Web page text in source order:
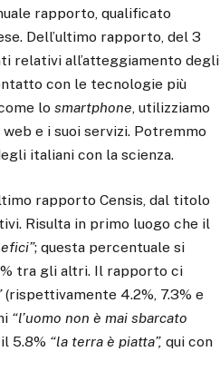
rapporto, qualificato
Dell’ultimo rapporto, del 3
relativi all’atteggiamento degli
con le tecnologie più
losmartphone, utilizziamo
e i suoi servizi. Potremmo
italiani con la scienza.
rapporto Censis, dal titolo
Risulta in primo luogo che il
; questa percentuale si
tra gli altri. Il rapporto ci
(rispettivamente 4.2%, 7.3% e
“l’uomo non è mai sbarcato
5.8% “la terra è piatta”,qui con